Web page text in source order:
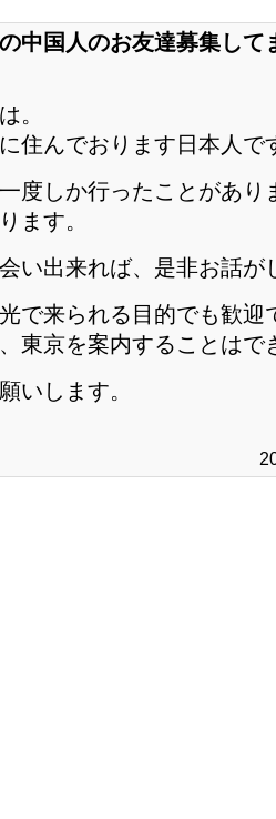
中国人のお友達募集して
。
住んでおります日本人で
度しか行ったことがあり
ます。
い出来れば、是非お話が
で来られる目的でも歓迎
東京を案内することはで
いします。